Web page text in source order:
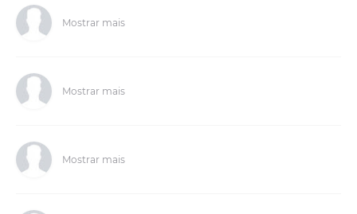
Mostrar mais
Mostrar mais
Mostrar mais